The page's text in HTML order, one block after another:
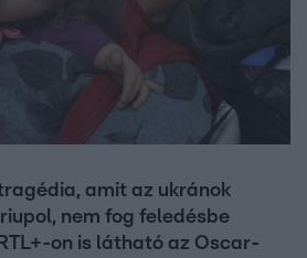
amit az ukránok
nem fog feledésbe
on is látható az Oscar-